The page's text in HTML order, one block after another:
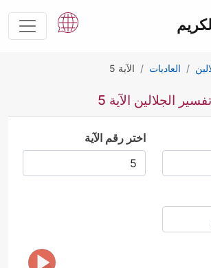
العاديات الآية 5
الجلالين الآية 5
اختر رقم الآية